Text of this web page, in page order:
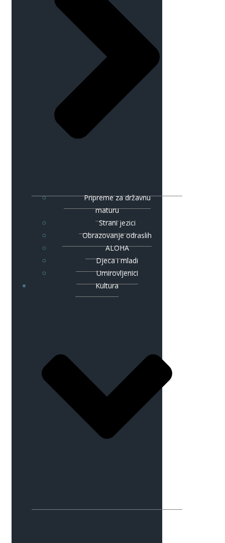
Pripreme za državnu
maturu
Strani jezici
Obrazovanje odraslih
ALOHA
Djeca i mladi
Umirovljenici
Kultura